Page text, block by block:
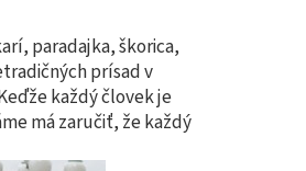
paradajka, škorica,
prísad v
každý človek je
má zaručiť, že každý
Nasledujúce